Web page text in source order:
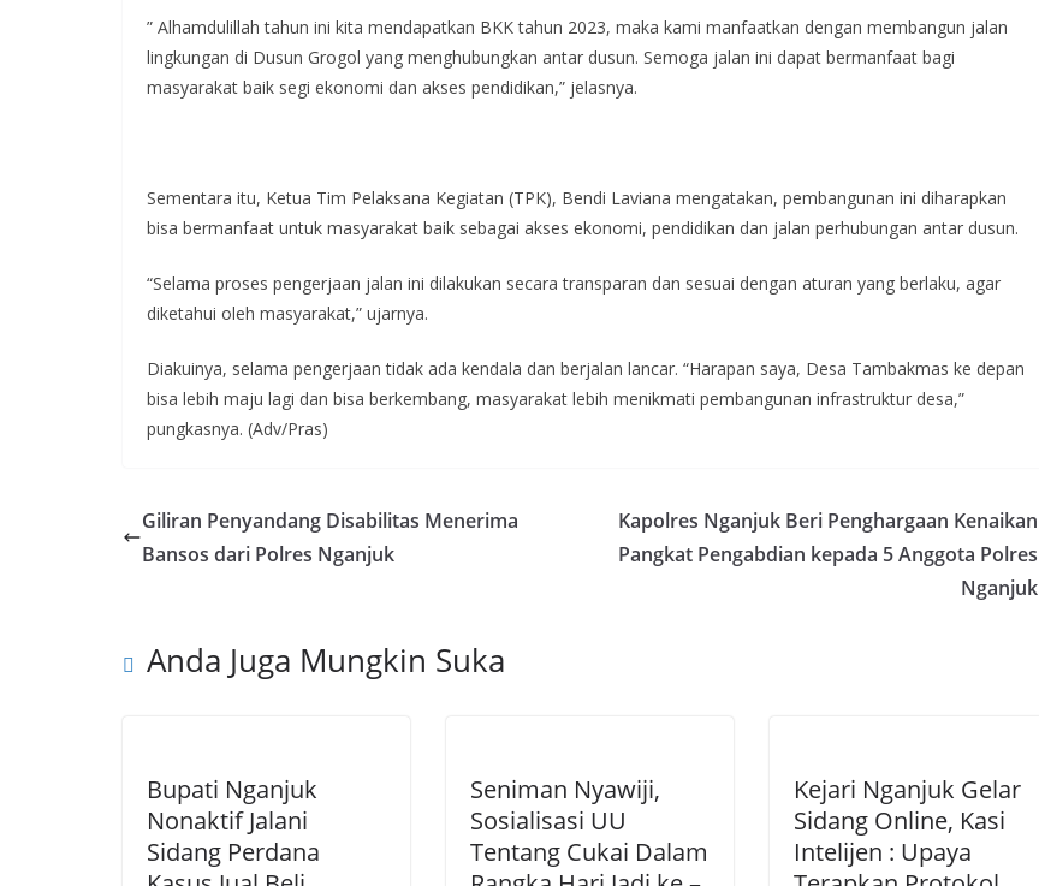
” Alhamdulillah tahun ini kita mendapatkan BKK tahun 2023, maka kami manfaatkan dengan membangun jalan
lingkungan di Dusun Grogol yang menghubungkan antar dusun. Semoga jalan ini dapat bermanfaat bagi
masyarakat baik segi ekonomi dan akses pendidikan,” jelasnya.
Sementara itu, Ketua Tim Pelaksana Kegiatan (TPK), Bendi Laviana mengatakan, pembangunan ini diharapkan
bisa bermanfaat untuk masyarakat baik sebagai akses ekonomi, pendidikan dan jalan perhubungan antar dusun.
“Selama proses pengerjaan jalan ini dilakukan secara transparan dan sesuai dengan aturan yang berlaku, agar
diketahui oleh masyarakat,” ujarnya.
Diakuinya, selama pengerjaan tidak ada kendala dan berjalan lancar. “Harapan saya, Desa Tambakmas ke depan
bisa lebih maju lagi dan bisa berkembang, masyarakat lebih menikmati pembangunan infrastruktur desa,”
pungkasnya. (Adv/Pras)
Giliran Penyandang Disabilitas Menerima
Bansos dari Polres Nganjuk
Kapolres Nganjuk Beri Penghargaan Kenaikan
Pangkat Pengabdian kepada 5 Anggota Polres
Nganjuk
Anda Juga Mungkin Suka
Bupati Nganjuk
Nonaktif Jalani
Sidang Perdana
Seniman Nyawiji,
Sosialisasi UU
Tentang Cukai Dalam
Kejari Nganjuk Gelar
Sidang Online, Kasi
Intelijen : Upaya